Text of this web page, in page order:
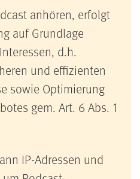
anhören, erfolgt
auf Grundlage
d.h.
und effizienten
sowie Optimierung
gem. Art. 6 Abs. 1
IP-Adressen und